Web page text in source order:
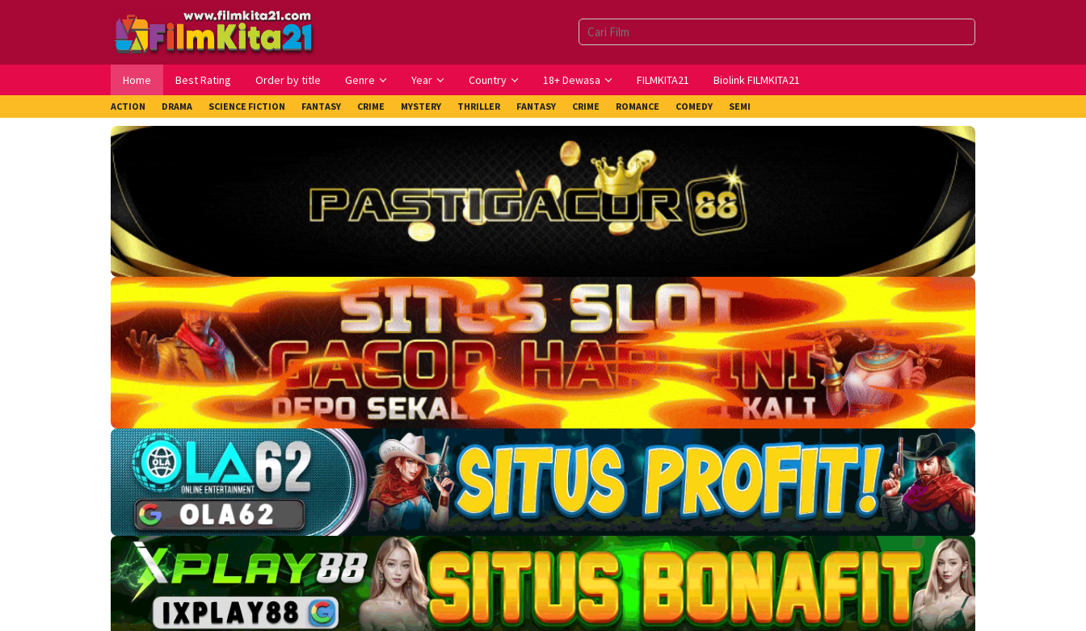
Home Best Rating Order by title Genre Year Country 18+ Dewasa FILMKITA21 Biolink FILMKITA21
ACTION DRAMA SCIENCE FICTION FANTASY CRIME MYSTERY THRILLER FANTASY CRIME ROMANCE COMEDY SEMI